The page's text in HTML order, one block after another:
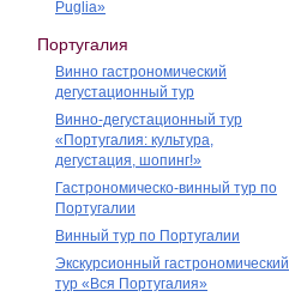
Puglia»
Португалия
Винно гастрономический
дегустационный тур
Винно-дегустационный тур
«Португалия: культура,
дегустация, шопинг!»
Гастрономическо-винный тур по
Португалии
Винный тур по Португалии
Экскурсионный гастрономический
тур «Вся Португалия»